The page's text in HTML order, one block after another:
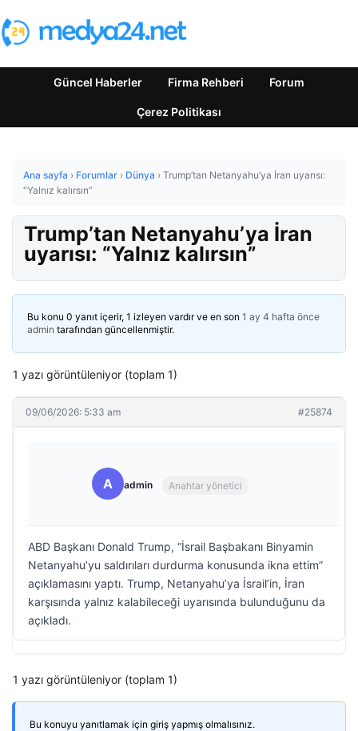
Güncel Haberler Firma Rehberi Forum
Çerez Politikası
Ana sayfa › Forumlar › Dünya › Trump’tan Netanyahu’ya İran uyarısı:
“Yalnız kalırsın”
Trump’tan Netanyahu’ya İran
uyarısı: “Yalnız kalırsın”
Bu konu 0 yanıt içerir, 1 izleyen vardır ve en son 1 ay 4 hafta önce
admin tarafından güncellenmiştir.
1 yazı görüntüleniyor (toplam 1)
09/06/2026: 5:33 am #25874
A admin Anahtar yönetici
ABD Başkanı Donald Trump, “İsrail Başbakanı Binyamin
Netanyahu’yu saldırıları durdurma konusunda ikna ettim”
açıklamasını yaptı. Trump, Netanyahu’ya İsrail’in, İran
karşısında yalnız kalabileceği uyarısında bulunduğunu da
açıkladı.
1 yazı görüntüleniyor (toplam 1)
Bu konuyu yanıtlamak için giriş yapmış olmalısınız.